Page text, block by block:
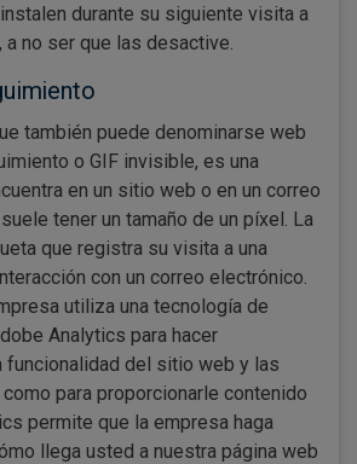
durante su siguiente visita a
no ser que las desactive.
también puede denominarse web
o GIF invisible, es una
en un sitio web o en un correo
tener un tamaño de un píxel. La
que registra su visita a una
con un correo electrónico.
utiliza una tecnología de
Analytics para hacer
funcionalidad del sitio web y las
para proporcionarle contenido
permite que la empresa haga
llega usted a nuestra página web